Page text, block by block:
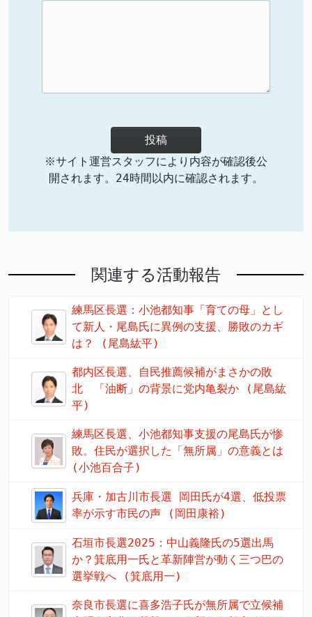
投稿
※サイト運営スタッフにより内容が確認後公
開されます。24時間以内に確認されます。
関連する活動報告
練馬区長選：小池都知事「育ての母」とし
て新人・尾島氏に異例の支援、勝敗のカギ
は？ (尾島紘平)
都内区長選、自民推薦候補がまさかの敗
北 「油断」の背景に党内亀裂か (尾島紘
平)
練馬区長選、小池都知事支援の尾島氏が惨
敗。住民が選択した「無所属」の意義とは
(小池百合子)
兵庫・加古川市長選 岡田氏が4選、低投票
率が示す市民の声 (岡田康裕)
石垣市長選2025：中山義隆氏の5選出馬
か？箕底用一氏と革新陣営が動く三つ巴の
選挙戦へ (箕底用一)
奈良市長選に喜多浩子氏が無所属で立候補